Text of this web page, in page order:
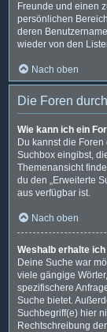
Freunde und einen
persönlichen
deren
wieder von den
Nach oben
Die Foren
Wie kann ich ein
Du kannst die
Suchbox eingibst,
Themenansicht
du den „Erweiterte
aus verfügbar ist.
Nach oben
Weshalb erhalte
Deine Suche war
viele gängige
spezifischere
Suche bietet.
Suchbegriff(e) hier
Rechtschreibung